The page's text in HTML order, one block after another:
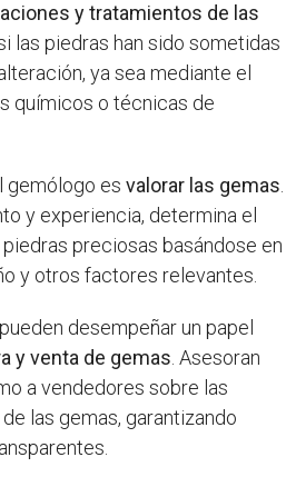
y tratamientos de las
las piedras han sido sometidas
ya sea mediante el
químicos o técnicas de
gemólogo es valorar las gemas
y experiencia, determina el
piedras preciosas basándose en
y otros factores relevantes.
desempeñar un papel
y venta de gemas . Asesoran
a vendedores sobre las
las gemas, garantizando